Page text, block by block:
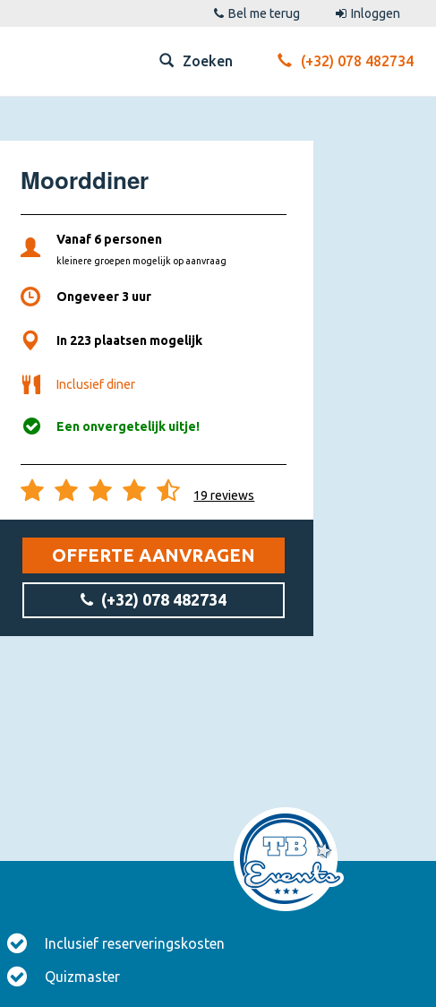
Bel me terug Inloggen
Zoeken (+32) 078 482734
Moorddiner
Vanaf 6 personen
kleinere groepen mogelijk op aanvraag
Ongeveer 3 uur
In 223 plaatsen mogelijk
Inclusief diner
Een onvergetelijk uitje!
19 reviews
OFFERTE AANVRAGEN
(+32) 078 482734
Inclusief reserveringskosten
Quizmaster